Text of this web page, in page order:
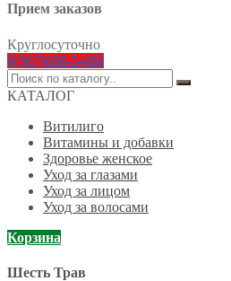
Прием заказов
Круглосуточно
8(967)608-5-608
Поиск
по:
КАТАЛОГ
Витилиго
Витамины и добавки
Здоровье женское
Уход за глазами
Уход за лицом
Уход за волосами
Корзина
Шесть Трав